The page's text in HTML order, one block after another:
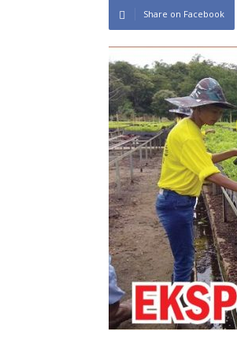
Share on Facebook